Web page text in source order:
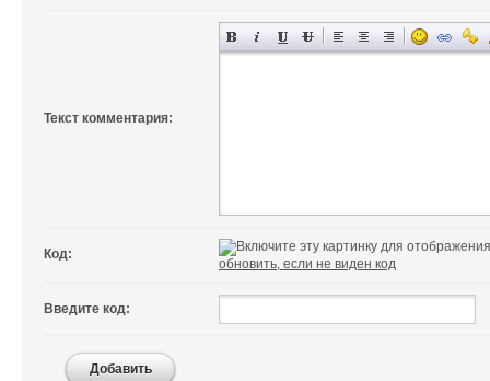
Текст комментария:
Код:
обновить, если не виден код
Введите код:
Добавить